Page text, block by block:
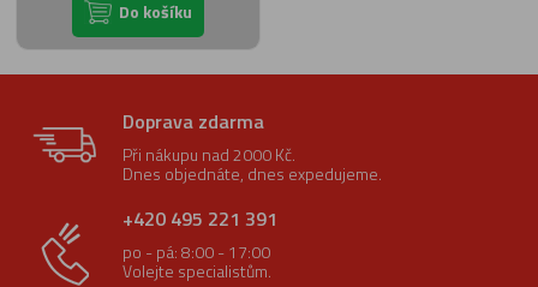
Do košíku
Doprava zdarma
Při nákupu nad 2000 Kč.
Dnes objednáte, dnes expedujeme.
+420 495 221 391
po - pá: 8:00 - 17:00
Volejte specialistům.